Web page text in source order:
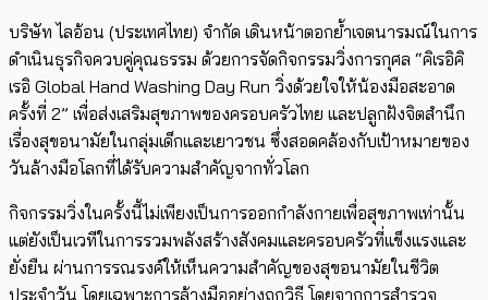
บริษัท ไลอ้อน (ประเทศไทย) จำกัด เดินหน้าตอกย้ำเจตนารมณ์ในการ
ดำเนินธุรกิจควบคู่คุณธรรม ด้วยการจัดกิจกรรมวิ่งการกุศล “คิเรอิคิ
เรอิ Global Hand Washing Day Run วิ่งด้วยใจให้น้องมือสะอาด
ครั้งที่ 2” เพื่อส่งเสริมสุขภาพของครอบครัวไทย และปลูกฝังจิตสำนึก
เรื่องสุขอนามัยในกลุ่มเด็กและเยาวชน ซึ่งสอดคล้องกับเป้าหมายของ
วันล้างมือโลกที่ได้รับความสำคัญจากทั่วโลก
กิจกรรมวิ่งในครั้งนี้ไม่เพียงเป็นการออกกำลังกายเพื่อสุขภาพเท่านั้น
แต่ยังเป็นเวทีในการรวมพลังสร้างสังคมและครอบครัวที่แข็งแรงและ
ยั่งยืน ผ่านการรณรงค์ให้เห็นความสำคัญของสุขอนามัยในชีวิต
ประจำวัน โดยเฉพาะการล้างมืออย่างถูกวิธี โดยจากการสำรวจ